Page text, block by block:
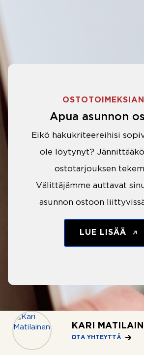
KARI
OTA YHTEYTTÄ
Apua asunnon
Eikö hakukriteereihisi
ole löytynyt? Jännittääkö
ostotarjouksen
Välittäjämme auttavat
asunnon ostoon
LUE LISÄÄ